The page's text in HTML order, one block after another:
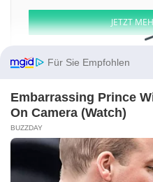
JETZT
Aktien ATX DAX EuroStoxx 50
Anglesey Mining First
Altech Advanced
Für Sie Empfohlen
Embarrassing Prince
On Camera (Watch)
BUZZDAY